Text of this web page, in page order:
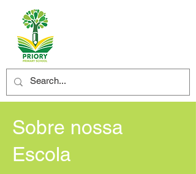
Sobre nossa
Escola